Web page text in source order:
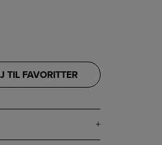
TIL FAVORITTER